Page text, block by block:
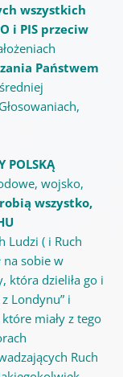
wszystkich
i PIS przeciw
Państwem
POLSKĄ
wojsko,
robią wszystko,
Ludzi ( i Ruch
na sobie w
która dzieliła go i
Londynu” i
miały z tego
Ruch